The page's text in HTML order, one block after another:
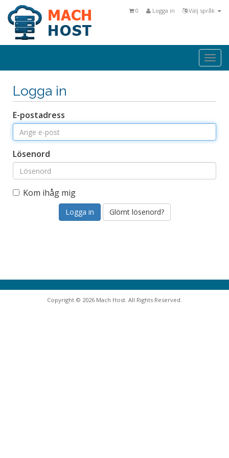
Välj språk
Logga in
0
Logga in
E-postadress
Lösenord
Kom ihåg mig
Glömt lösenord?
Copyright © 2026 Mach Host. All Rights Reserved.